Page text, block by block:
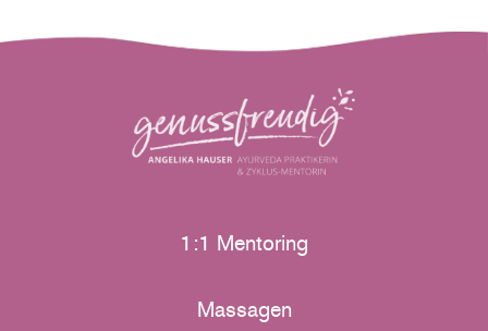
1:1 Mentoring
Massagen